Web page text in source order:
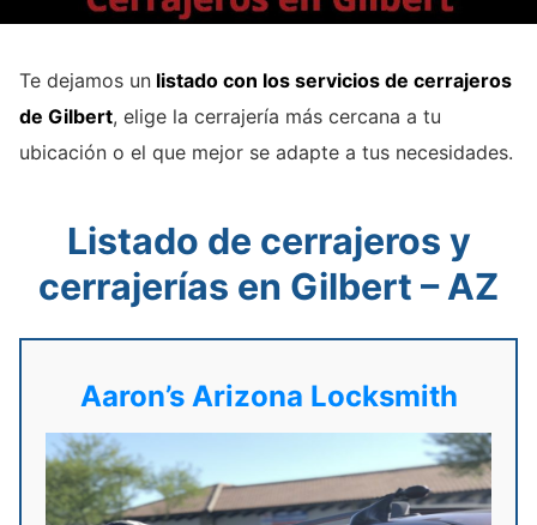
Te dejamos un listado con los servicios de cerrajeros
de Gilbert, elige la cerrajería más cercana a tu
ubicación o el que mejor se adapte a tus necesidades.
Listado de cerrajeros y
cerrajerías en Gilbert – AZ
Aaron’s Arizona Locksmith